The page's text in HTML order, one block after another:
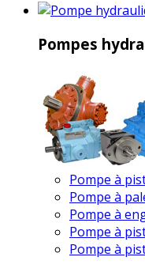
Pompes
Pompe à
Pompe à
Pompe à
Pompe à
Pompe à